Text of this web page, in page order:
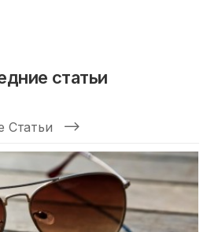
статьи
Статьи